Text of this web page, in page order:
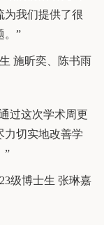
为我们提供了很
。”
施昕奕、陈书雨
过这次学术周更
力切实地改善学
”
级博士生 张琳嘉